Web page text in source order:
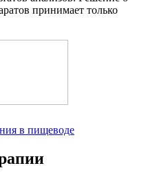
принимает только
в пищеводе